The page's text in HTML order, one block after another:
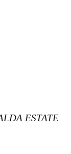
ESTATE